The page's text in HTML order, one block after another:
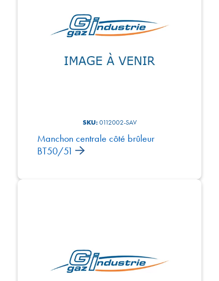
SKU:0112002-SAV
Manchon centrale côté brûleur
BT50/51